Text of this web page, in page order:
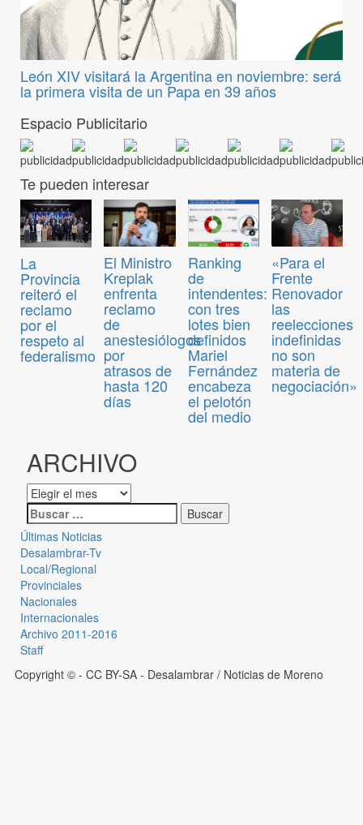
León XIV visitará la Argentina en noviembre: será
la primera visita de un Papa en 39 años
Espacio Publicitario
Te pueden interesar
La
Provincia
reiteró el
reclamo
por el
respeto al
federalismo
El Ministro
Kreplak
enfrenta
reclamo
de
anestesiólogos
por
atrasos de
hasta 120
días
Ranking
de
intendentes:
con tres
lotes bien
definidos
Mariel
Fernández
encabeza
el pelotón
del medio
«Para el
Frente
Renovador
las
reelecciones
indefinidas
no son
materia de
negociación»
ARCHIVO
Últimas Noticias
Desalambrar-Tv
Local/Regional
Provinciales
Nacionales
Internacionales
Archivo 2011-2016
Staff
Copyright © - CC BY-SA - Desalambrar / Noticias de Moreno